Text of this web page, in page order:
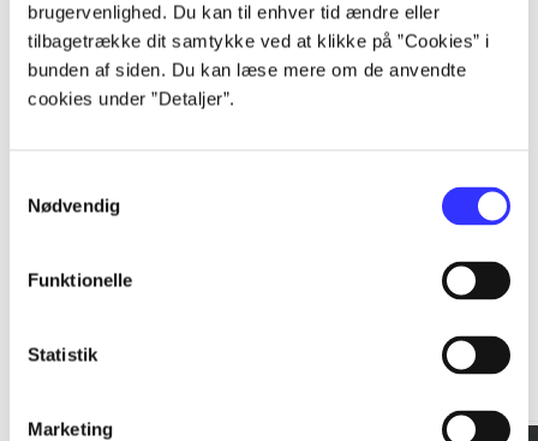
brugervenlighed. Du kan til enhver tid ændre eller
tilbagetrække dit samtykke ved at klikke på ”Cookies” i
bunden af siden. Du kan læse mere om de anvendte
cookies under ”Detaljer”.
Nødvendig
Funktionelle
Statistik
Marketing
...